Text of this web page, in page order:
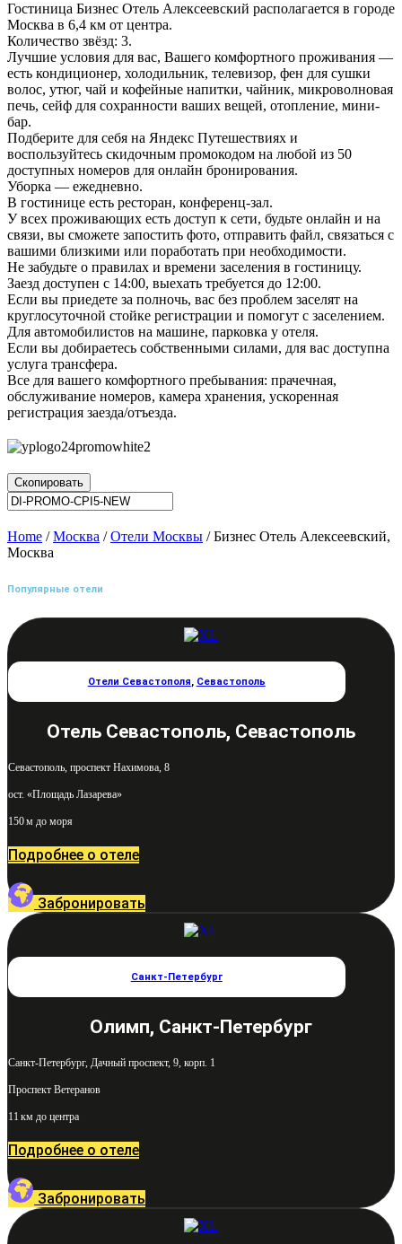
Гостиница Бизнес Отель Алексеевский располагается в городе
Москва в 6,4 км от центра.
Количество звёзд: 3.
Лучшие условия для вас, Вашего комфортного проживания —
есть кондиционер, холодильник, телевизор, фен для сушки
волос, утюг, чай и кофейные напитки, чайник, микроволновая
печь, сейф для сохранности ваших вещей, отопление, мини-
бар.
Подберите для себя на Яндекс Путешествиях и
воспользуйтесь скидочным промокодом на любой из 50
доступных номеров для онлайн бронирования.
Уборка — ежедневно.
В гостинице есть ресторан, конференц-зал.
У всех проживающих есть доступ к сети, будьте онлайн и на
связи, вы сможете запостить фото, отправить файл, связаться с
вашими близкими или поработать при необходимости.
Не забудьте о правилах и времени заселения в гостиницу.
Заезд доступен с 14:00, выехать требуется до 12:00.
Если вы приедете за полночь, вас без проблем заселят на
круглосуточной стойке регистрации и помогут с заселением.
Для автомобилистов на машине, парковка у отеля.
Если вы добираетесь собственными силами, для вас доступна
услуга трансфера.
Все для вашего комфортного пребывания: прачечная,
обслуживание номеров, камера хранения, ускоренная
регистрация заезда/отъезда.
Скопировать
Home /Москва /Отели Москвы / Бизнес Отель Алексеевский,
Москва
Популярные отели
Отели Севастополя, Севастополь
Отель Севастополь, Севастополь
Севастополь, проспект Нахимова, 8
ост. «Площадь Лазарева»
150 м до моря
Подробнее о отеле
Забронировать
Санкт-Петербург
Олимп, Санкт-Петербург
Санкт-Петербург, Дачный проспект, 9, корп. 1
Проспект Ветеранов
11 км до центра
Подробнее о отеле
Забронировать